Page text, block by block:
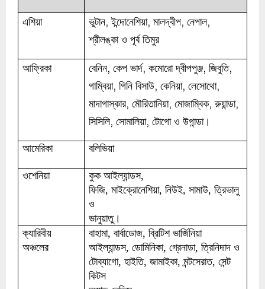
এশিয়া ভুটান,ইন্দোনেশিয়া,মালদ্বীপ,নেপাল,
শ্রীলঙ্কা ও পূর্ব তিমুর
আফ্রিকা বেনিন,কেপ ভার্দ,কমোরো দ্বীপপুঞ্জ,জিবুতি,
গাম্বিয়া,গিনি বিসাউ,কেনিয়া,লেসোথো,
মাদাগাস্কার,মৌরিতানিয়া,মোজাম্বিক,রুয়ান্ডা,
সিসিলি,সোমালিয়া,টোগো ও উগান্ডা।
আমেরিকা বলিভিয়া
ওশেনিয়া কুক আইল্যান্ডস,
ফিজি,মাইক্রোনেশিয়া,নিউই,সামাউ,ত্রিভালু
ও
ভানুয়াতু।
ক্যারিবীয়
অঞ্চলের
বাহামা,বার্বাডোজ,ব্রিটিশ ভার্জিনিয়া
আইল্যান্ডস,ডোমিনিকা,গ্রেনাডা,ত্রিনিদাদ ও
টোব্যাগো,হাইতি,জামাইকা,মন্টসেরাত,সেন্ট
কিটস